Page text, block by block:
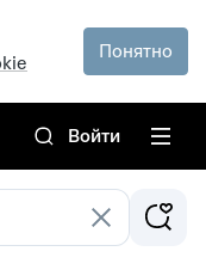
Понятно
Войти